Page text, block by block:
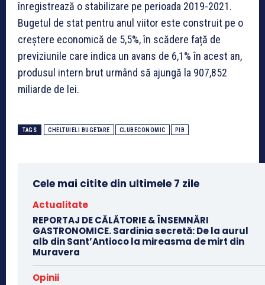
înregistrează o stabilizare pe perioada 2019-2021.
Bugetul de stat pentru anul viitor este construit pe o
creștere economică de 5,5%, în scădere față de
previziunile care indica un avans de 6,1% în acest an,
produsul intern brut urmând să ajungă la 907,852
miliarde de lei.
TAGS CHELTUIELI BUGETARE CLUBECONOMIC PIB
Cele mai citite din ultimele 7 zile
Actualitate
REPORTAJ DE CĂLĂTORIE & ÎNSEMNĂRI
GASTRONOMICE. Sardinia secretă: De la aurul
alb din Sant’Antioco la mireasma de mirt din
Muravera
Opinii